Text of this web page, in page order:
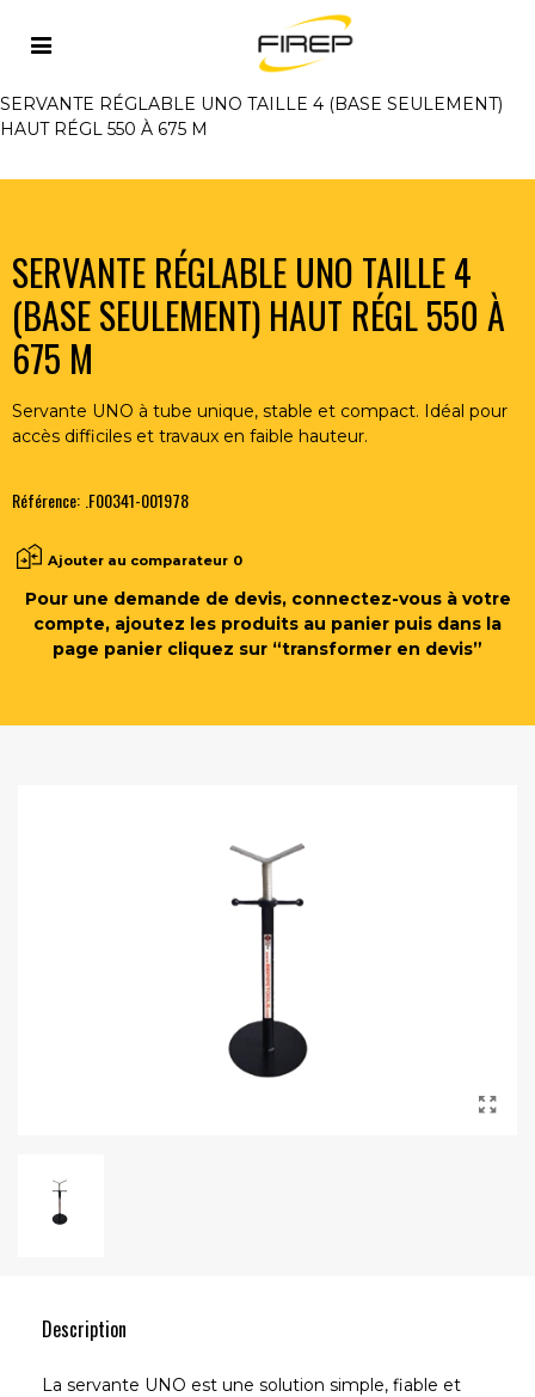
Accueil OUTILLAGE DU SOUDEUR >
SUPPORTS DE TUBE - CHARIOTS
SERVANTE RÉGLABLE UNO TAILLE 4 (BASE SEULEMENT)
HAUT RÉGL 550 À 675 M
SERVANTE RÉGLABLE UNO TAILLE 4
(BASE SEULEMENT) HAUT RÉGL 550 À
675 M
Servante UNO à tube unique, stable et compact. Idéal pour
accès difficiles et travaux en faible hauteur.
Référence: .F00341-001978
Ajouter au comparateur 0
Pour une demande de devis, connectez-vous à votre
compte, ajoutez les produits au panier puis dans la
page panier cliquez sur “transformer en devis”
Description
La servante UNO est une solution simple, fiable et